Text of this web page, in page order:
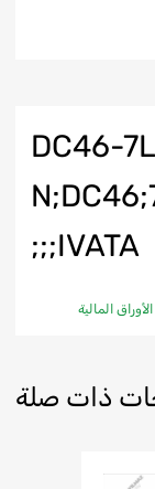
DC46-
IVATA;;;
المالية
ذات صلة